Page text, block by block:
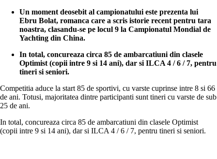
Un moment deosebit al campionatului este prezenta lui
Ebru Bolat, romanca care a scris istorie recent pentru tara
noastra, clasandu-se pe locul 9 la Campionatul Mondial de
Yachting din China.
In total, concureaza circa 85 de ambarcatiuni din clasele
Optimist (copii intre 9 si 14 ani), dar si ILCA 4 / 6 / 7, pentru
tineri si seniori.
Competitia aduce la start 85 de sportivi, cu varste cuprinse intre 8 si 66
de ani. Totusi, majoritatea dintre participanti sunt tineri cu varste de sub
25 de ani.
In total, concureaza circa 85 de ambarcatiuni din clasele Optimist
(copii intre 9 si 14 ani), dar si ILCA 4 / 6 / 7, pentru tineri si seniori.